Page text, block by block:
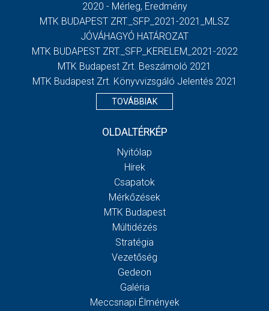
2020 - Mérleg, Eredmény
MTK BUDAPEST ZRT._SFP_2021-2021_MLSZ
JÓVÁHAGYÓ HATÁROZAT
MTK BUDAPEST ZRT._SFP_KERELEM_2021-2022
MTK Budapest Zrt. Beszámoló 2021
MTK Budapest Zrt. Könyvvizsgáló Jelentés 2021
TOVÁBBIAK
OLDALTÉRKÉP
Nyitólap
Hírek
Csapatok
Mérkőzések
MTK Budapest
Múltidézés
Stratégia
Vezetőség
Gedeon
Galéria
Meccsnapi Élmények